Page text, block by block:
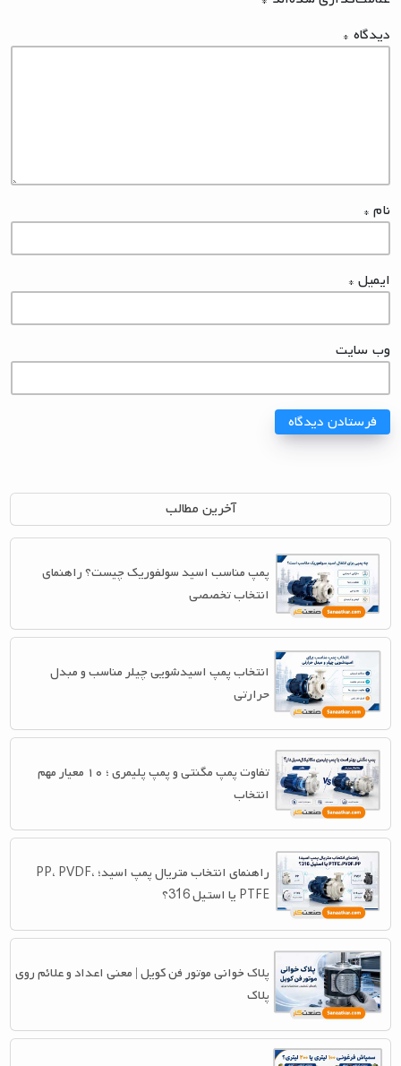
دیدگاه *
نام *
ایمیل *
وب‌ سایت
آخرین مطالب
پمپ مناسب اسید سولفوریک چیست؟ راهنمای
انتخاب تخصصی
انتخاب پمپ اسیدشویی چیلر مناسب و مبدل
حرارتی
تفاوت پمپ مگنتی و پمپ پلیمری ؛ ۱۰ معیار مهم
انتخاب
راهنمای انتخاب متریال پمپ اسید؛ PP، PVDF،
PTFE یا استیل 316؟
پلاک خوانی موتور فن کویل | معنی اعداد و علائم روی
پلاک